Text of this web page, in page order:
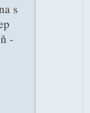
s
-